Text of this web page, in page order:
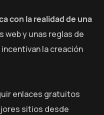
con la realidad de una
web y unas reglas de
incentivan la creación
enlaces gratuitos
sitios desde